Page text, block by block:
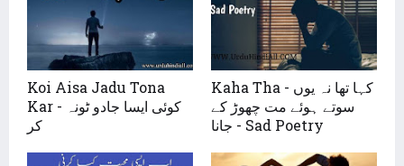
Koi Aisa Jadu Tona
Kar - کوئی ایسا جادو ٹونہ
کر
Kaha Tha - کہا تھا نہ یوں
سوتے ہوئے مت چھوڑ کے
جانا - Sad Poetry